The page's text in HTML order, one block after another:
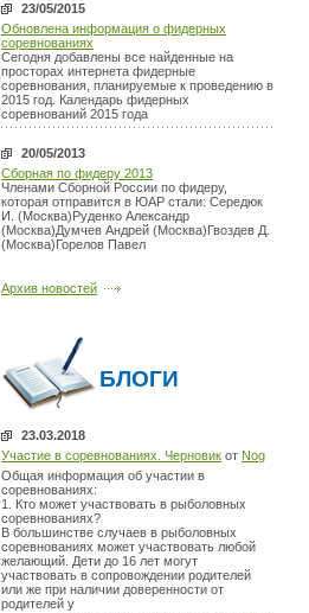
23/05/2015
Обновлена информация о фидерных
соревнованиях
Сегодня добавлены все найденные на
просторах интернета фидерные
соревнования, планируемые к проведению в
2015 год. Календарь фидерных
соревнований 2015 года
20/05/2013
Сборная по фидеру 2013
Членами Сборной России по фидеру,
которая отправится в ЮАР стали: Середюк
И. (Москва)Руденко Александр
(Москва)Думчев Андрей (Москва)Гвоздев Д.
(Москва)Горелов Павел
Архив новостей
БЛОГИ
23.03.2018
Участие в соревнованиях. Черновик от Nog
Общая информация об участии в
соревнованиях:
1. Кто может участвовать в рыболовных
соревнованиях?
В большинстве случаев в рыболовных
соревнованиях может участвовать любой
желающий. Дети до 16 лет могут
участвовать в сопровождении родителей
или же при наличии доверенности от
родителей у